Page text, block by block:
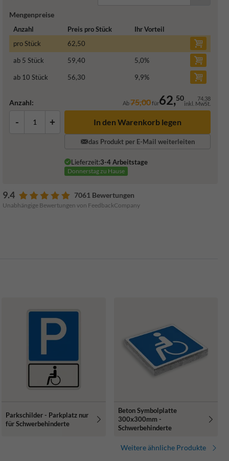
Mengenpreise
Anzahl Preis pro Stück
Ihr Vorteil
pro Stück
62,50
ab 5 Stück 59,40 5,0%
ab 10 Stück 56,30 9,9%
Anzahl: Ab75,00für62,50 74,38
inkl. MwSt.
- + In den Warenkorb legen
das Produkt per E-Mail weiterleiten
Lieferzeit:3-4 Arbeitstage
Donnerstag zu Hause
9.4 7061 Bewertungen
Unabhängige Bewertungen von FeedbackCompany
Parkschilder - Parkplatz nur
für Schwerbehinderte
Beton Symbolplatte
300x300mm -
Schwerbehinderte
Weitere ähnliche Produkte